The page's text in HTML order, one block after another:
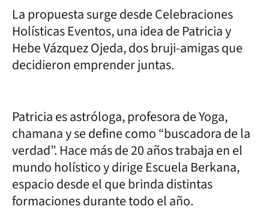
La propuesta surge desde Celebraciones
Holísticas Eventos, una idea de Patricia y
Hebe Vázquez Ojeda, dos bruji-amigas que
decidieron emprender juntas.
Patricia es astróloga, profesora de Yoga,
chamana y se define como “buscadora de la
verdad”. Hace más de 20 años trabaja en el
mundo holístico y dirige Escuela Berkana,
espacio desde el que brinda distintas
formaciones durante todo el año.